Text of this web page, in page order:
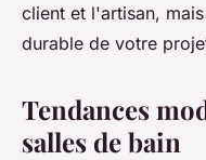
client et l'artisan,
durable de votre
Tendances
salles de bain